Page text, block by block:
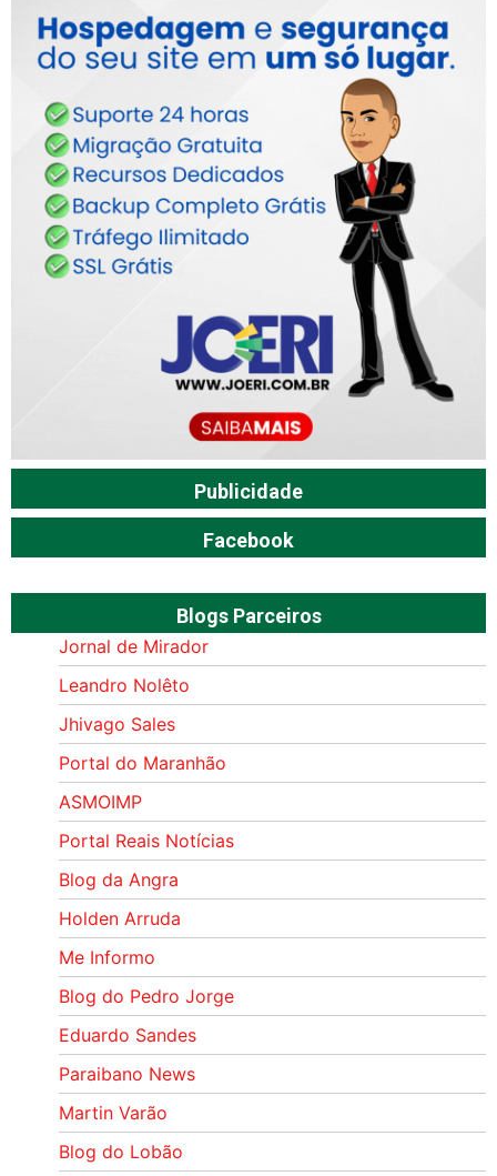
Publicidade
Facebook
Blogs Parceiros
Jornal de Mirador
Leandro Nolêto
Jhivago Sales
Portal do Maranhão
ASMOIMP
Portal Reais Notí­cias
Blog da Angra
Holden Arruda
Me Informo
Blog do Pedro Jorge
Eduardo Sandes
Paraibano News
Martin Varão
Blog do Lobão